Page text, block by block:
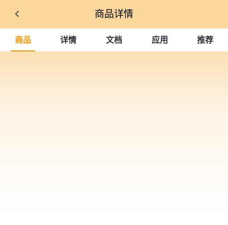
商品详情
商品 详情 文档 应用 推荐